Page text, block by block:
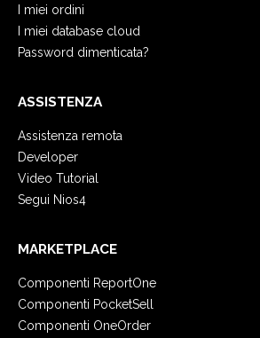
I miei ordini
I miei database cloud
Password dimenticata?
ASSISTENZA
Assistenza remota
Developer
Video Tutorial
Segui Nios4
MARKETPLACE
Componenti ReportOne
Componenti PocketSell
Componenti OneOrder